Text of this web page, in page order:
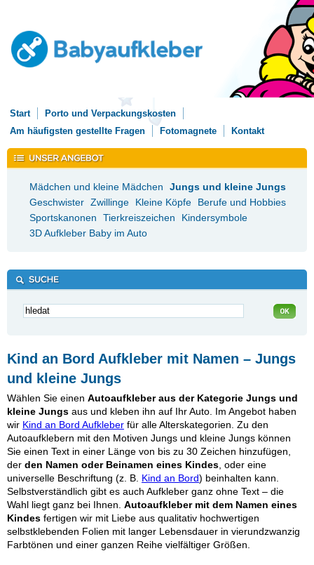
Start
Porto und Verpackungskosten
Am häufigsten gestellte Fragen
Fotomagnete Kontakt
Mädchen und kleine Mädchen
Jungs und kleine Jungs
Geschwister Zwillinge Kleine Köpfe
Berufe und Hobbies
Sportskanonen
Tierkreiszeichen
Kindersymbole
3D Aufkleber Baby im Auto
Kind an Bord Aufkleber mit Namen – Jungs
und kleine Jungs
Wählen Sie einen Autoaufkleber aus der Kategorie Jungs und
kleine Jungs aus und kleben ihn auf Ihr Auto. Im Angebot haben
wir Kind an Bord Aufkleber für alle Alterskategorien. Zu den
Autoaufklebern mit den Motiven Jungs und kleine Jungs können
Sie einen Text in einer Länge von bis zu 30 Zeichen hinzufügen,
der den Namen oder Beinamen eines Kindes , oder eine
universelle Beschriftung (z. B. Kind an Bord) beinhalten kann.
Selbstverständlich gibt es auch Aufkleber ganz ohne Text – die
Wahl liegt ganz bei Ihnen. Autoaufkleber mit dem Namen eines
Kindes fertigen wir mit Liebe aus qualitativ hochwertigen
selbstklebenden Folien mit langer Lebensdauer in vierundzwanzig
Farbtönen und einer ganzen Reihe vielfältiger Größen.